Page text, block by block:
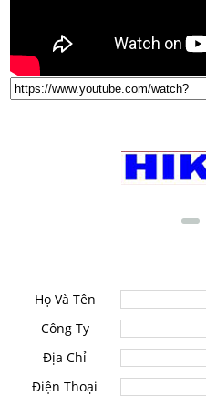
Họ Và Tên
Công Ty
Địa Chỉ
Điện Thoại